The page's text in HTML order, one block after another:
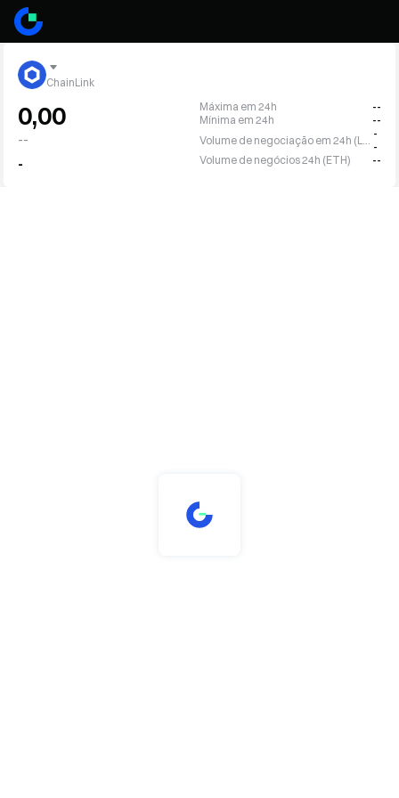
ChainLink
0,00
--
-
Máxima em 24h
--
Mínima em 24h
--
-
-
Volume de negócios 24h (ETH)
--